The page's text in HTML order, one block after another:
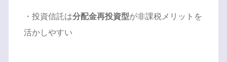
・投資信託は分配金再投資型が非課税メリットを
活かしやすい